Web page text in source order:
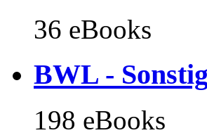
36 eBooks
BWL -
198 eBooks